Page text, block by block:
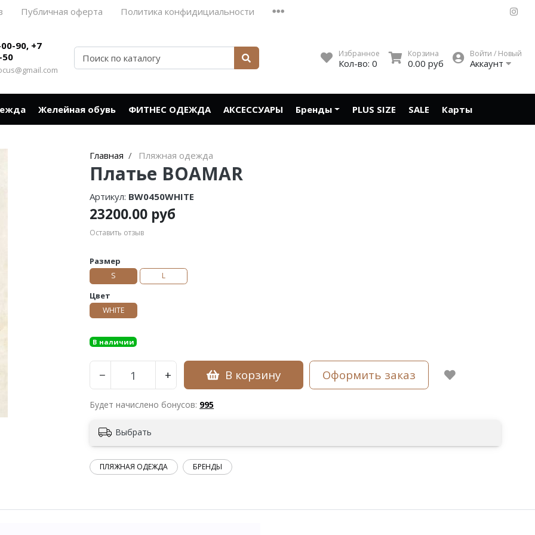
Публичная оферта Политика конфидициальности
90, +7
50
Избранное
Кол-во: 0
Корзина
0.00 руб
Войти / Новый
Аккаунт
Желейная обувь ФИТНЕС ОДЕЖДА АКСЕССУАРЫ Бренды PLUS SIZE SALE Карты
Главная Пляжная одежда
Платье BOAMAR
Артикул: BW0450WHITE
23200.00 руб
Оставить отзыв
Размер
S L
Цвет
WHITE
В наличии
− + В корзину Оформить заказ
Будет начислено бонусов: 995
Выбрать
ПЛЯЖНАЯ ОДЕЖДА БРЕНДЫ